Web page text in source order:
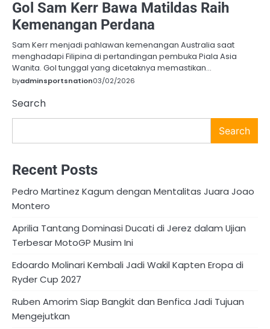
Gol Sam Kerr Bawa Matildas Raih
Kemenangan Perdana
Sam Kerr menjadi pahlawan kemenangan Australia saat
menghadapi Filipina di pertandingan pembuka Piala Asia
Wanita. Gol tunggal yang dicetaknya memastikan…
byadminsportsnation03/02/2026
Search
Search
Recent Posts
Pedro Martinez Kagum dengan Mentalitas Juara Joao
Montero
Aprilia Tantang Dominasi Ducati di Jerez dalam Ujian
Terbesar MotoGP Musim Ini
Edoardo Molinari Kembali Jadi Wakil Kapten Eropa di
Ryder Cup 2027
Ruben Amorim Siap Bangkit dan Benfica Jadi Tujuan
Mengejutkan